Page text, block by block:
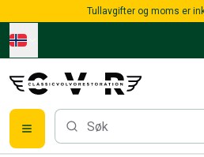
Skip to main contentTullavgifter og moms er